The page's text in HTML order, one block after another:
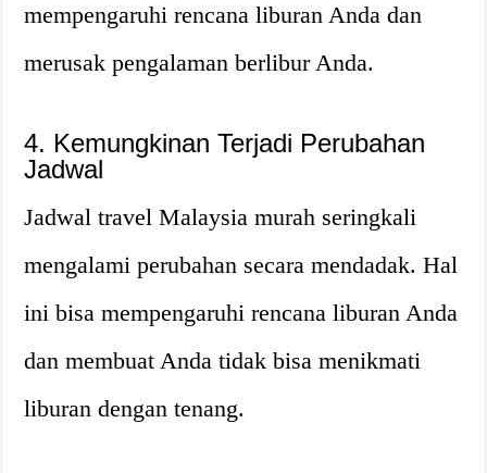
mempengaruhi rencana liburan Anda dan
merusak pengalaman berlibur Anda.
4. Kemungkinan Terjadi Perubahan
Jadwal
Jadwal travel Malaysia murah seringkali
mengalami perubahan secara mendadak. Hal
ini bisa mempengaruhi rencana liburan Anda
dan membuat Anda tidak bisa menikmati
liburan dengan tenang.